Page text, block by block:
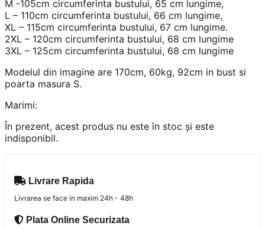
M -105cm circumferinta bustului, 65 cm lungime,
L – 110cm circumferinta bustului, 66 cm lungime,
XL – 115cm circumferinta bustului, 67 cm lungime.
2XL – 120cm circumferinta bustului, 68 cm lungime
3XL – 125cm circumferinta bustului, 68 cm lungime
Modelul din imagine are 170cm, 60kg, 92cm in bust si
poarta masura S.
Marimi:
În prezent, acest produs nu este în stoc și este
indisponibil.
Livrare Rapida
Livrarea se face in maxim 24h - 48h
Plata Online Securizata